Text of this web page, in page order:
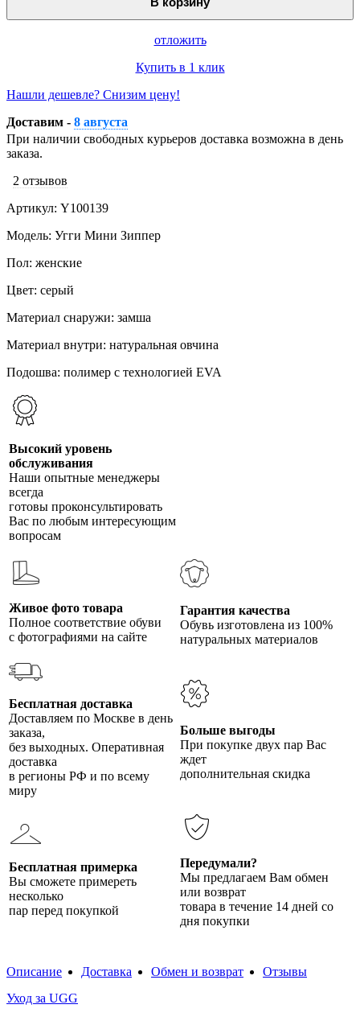
отложить
Купить в 1 клик
Нашли дешевле? Снизим цену!
Доставим - 8 августа
При наличии свободных курьеров доставка возможна в день
заказа.
2 отзывов
Артикул: Y100139
Модель: Угги Мини Зиппер
Пол: женские
Цвет: серый
Материал снаружи: замша
Материал внутри: натуральная овчина
Подошва: полимер с технологией EVA
Высокий уровень
обслуживания
Наши опытные менеджеры
всегда
готовы проконсультировать
Вас по любым интересующим
вопросам
Живое фото товара
Полное соответствие обуви
с фотографиями на сайте
Гарантия качества
Обувь изготовлена из 100%
натуральных материалов
Бесплатная доставка
Доставляем по Москве в день
заказа,
без выходных. Оперативная
доставка
в регионы РФ и по всему
миру
Больше выгоды
При покупке двух пар Вас
ждет
дополнительная скидка
Бесплатная примерка
Вы сможете примереть
несколько
пар перед покупкой
Передумали?
Мы предлагаем Вам обмен
или возврат
товара в течение 14 дней со
дня покупки
Описание Доставка Обмен и возврат
Отзывы
Уход за UGG